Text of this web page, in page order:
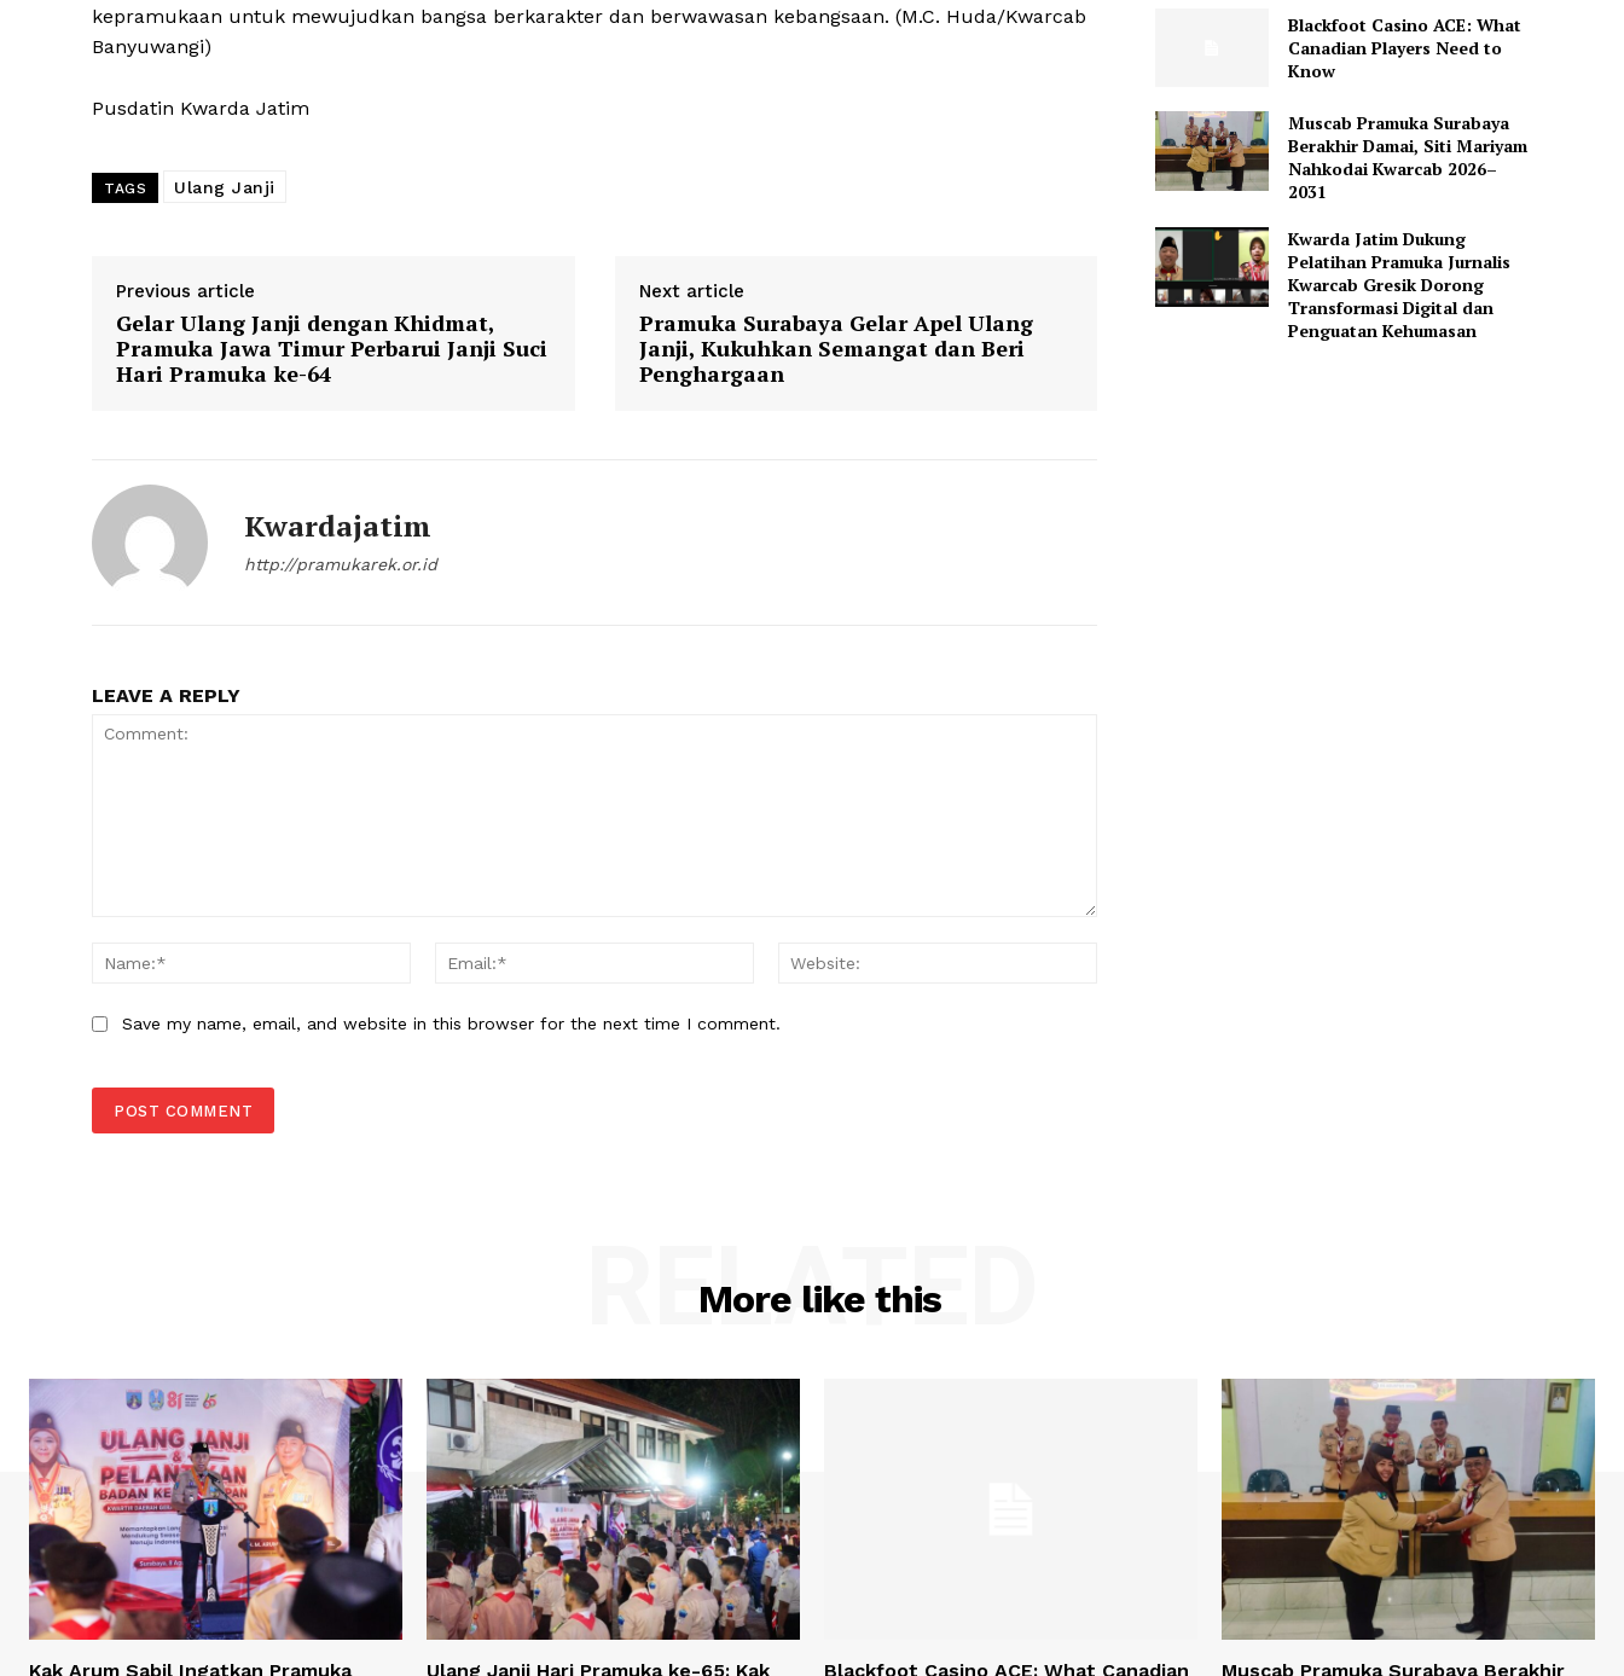
kepramukaan untuk mewujudkan bangsa berkarakter dan berwawasan kebangsaan. (M.C. Huda/Kwarcab
Banyuwangi)
Pusdatin Kwarda Jatim
TAGS Ulang Janji
Previous article
Gelar Ulang Janji dengan Khidmat,
Pramuka Jawa Timur Perbarui Janji Suci
Hari Pramuka ke-64
Next article
Pramuka Surabaya Gelar Apel Ulang
Janji, Kukuhkan Semangat dan Beri
Penghargaan
Kwardajatim
http://pramukarek.or.id
LEAVE A REPLY
Name:*
Email:*
Save my name, email, and website in this browser for the next time I comment.
Blackfoot Casino ACE: What
Canadian Players Need to
Know
Muscab Pramuka Surabaya
Berakhir Damai, Siti Mariyam
Nahkodai Kwarcab 2026–
2031
Kwarda Jatim Dukung
Pelatihan Pramuka Jurnalis
Kwarcab Gresik Dorong
Transformasi Digital dan
Penguatan Kehumasan
More like this
RELATED
Kak Arum Sabil Ingatkan Pramuka Ulang Janji Hari Pramuka ke-65: Kak Blackfoot Casino ACE: What Canadian Muscab Pramuka Surabaya Berakhir